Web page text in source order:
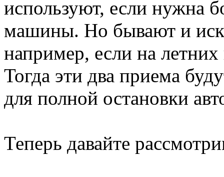
используют, если нужна
машины. Но бывают и
например, если на
Тогда эти два приема
для полной остановки
Теперь давайте